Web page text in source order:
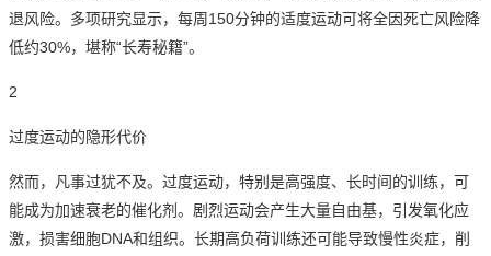
退风险。 多项研究显示，每周150分钟的适度运动可将全因死亡风险降
低约30%，堪称“长寿秘籍”。
2
过度运动的隐形代价
然而，凡事过犹不及。 过度运动，特别是高强度、长时间的训练，可
能成为加速衰老的催化剂。 剧烈运动会产生大量自由基，引发氧化应
激，损害细胞DNA和组织。 长期高负荷训练还可能导致慢性炎症，削